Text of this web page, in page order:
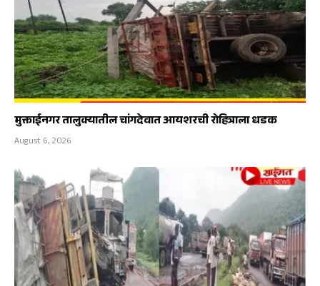
मुक्ताईनगर तालुक्यातील चांगदेवात आयशरची रोहित्राला धडक
August 6, 2026